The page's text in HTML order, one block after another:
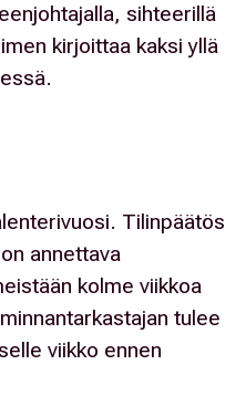
sihteerillä
kirjoittaa kaksi yllä
Tilinpäätös
annettava
kolme viikkoa
tulee
viikko ennen